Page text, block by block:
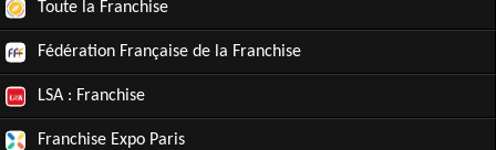
Toute la Franchise
Fédération Française de la Franchise
LSA : Franchise
Franchise Expo Paris